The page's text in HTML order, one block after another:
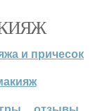
и причесок